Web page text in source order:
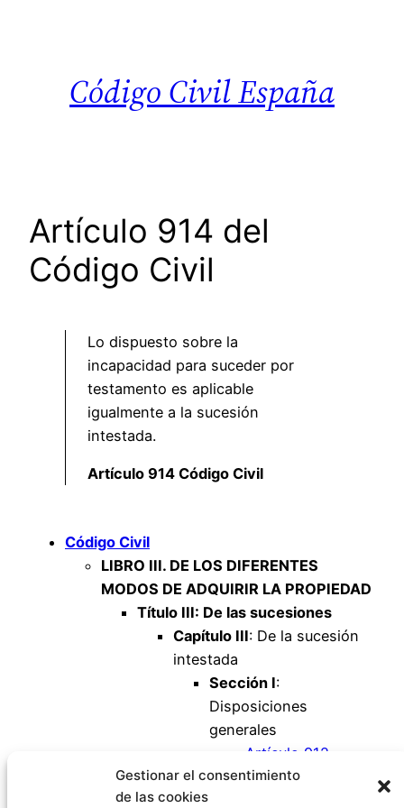
Gestionar el consentimiento
de las cookies
Código Civil España
Artículo 914 del
Código Civil
Lo dispuesto sobre la
incapacidad para suceder por
testamento es aplicable
igualmente a la sucesión
intestada.
Artículo 914 Código Civil
Código Civil
LIBRO III. DE LOS DIFERENTES
MODOS DE ADQUIRIR LA PROPIEDAD
Título III: De las sucesiones
Capítulo III: De la sucesión
intestada
Sección I:
Disposiciones
generales
Artículo 912
Artículo 913